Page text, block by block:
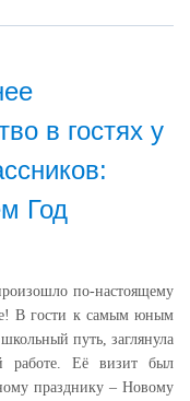
в гостях у
Год
по-настоящему
В гости к самым юным
путь, заглянула
работе. Её визит был
празднику – Новому